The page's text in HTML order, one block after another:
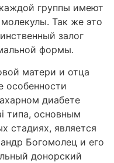
группы имеют
Так же это
залог
формы.
матери и отца
особенности
диабете
типа, основным
стадиях, является
Богомолец и его
донорский